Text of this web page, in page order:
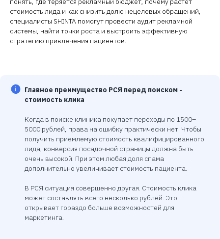
стоимость лида и как снизить долю нецелевых обращений,
специалисты SHINTA помогут провести аудит рекламной
системы, найти точки роста и выстроить эффективную
стратегию привлечения пациентов.
Главное преимущество РСЯ перед поиском -
стоимость клика
Когда в поиске клиника покупает переходы по 1500–
5000 рублей, права на ошибку практически нет. Чтобы
получить приемлемую стоимость квалифицированного
лида, конверсия посадочной страницы должна быть
очень высокой. При этом любая доля спама
дополнительно увеличивает стоимость пациента.
В РСЯ ситуация совершенно другая. Стоимость клика
может составлять всего несколько рублей. Это
открывает гораздо больше возможностей для
маркетинга.
Исправим, еслиреклама не
даёт результатов
Мы не просто запускаем рекламу — мы решаем
реальные задачи клиники: от пустого
расписания до слива бюджета без заявок.
Бюджет уходит, а звонков
нет